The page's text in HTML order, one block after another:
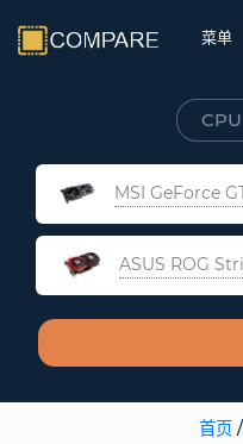
菜单
CPU
MSI GeForce
ASUS ROG
首页 /